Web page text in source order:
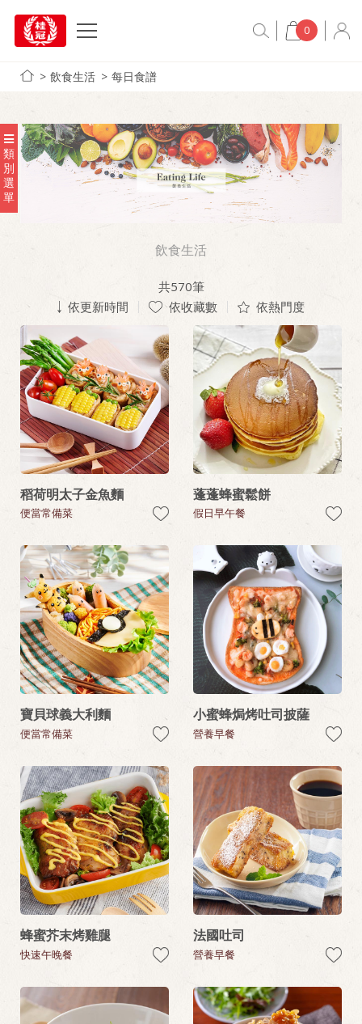
0
飲食生活 每日食譜
類
別
選
單
飲食生活
共570筆
依更新時間
依收藏數 依熱門度
稻荷明太子金魚麵
便當常備菜
蓬蓬蜂蜜鬆餅
假日早午餐
寶貝球義大利麵
便當常備菜
小蜜蜂焗烤吐司披薩
營養早餐
蜂蜜芥末烤雞腿
快速午晚餐
法國吐司
營養早餐